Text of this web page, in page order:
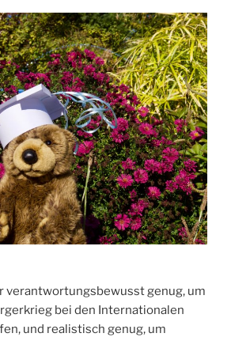
verantwortungsbewusst genug, um
bei den Internationalen
und realistisch genug, um